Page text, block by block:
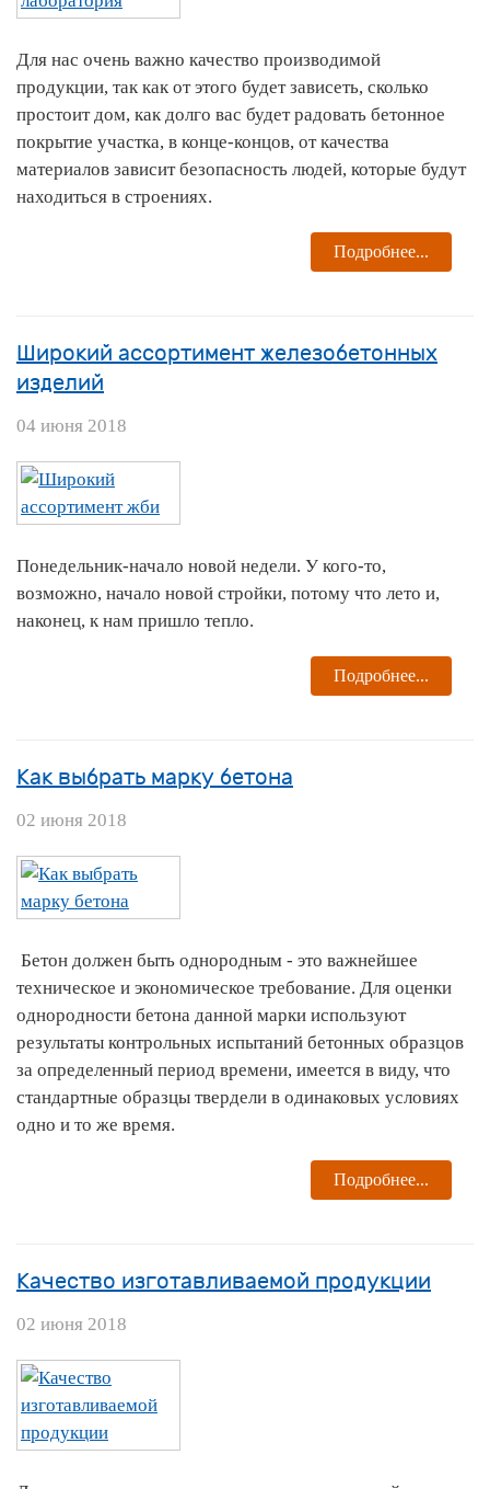
Для нас очень важно качество производимой
продукции, так как от этого будет зависеть, сколько
простоит дом, как долго вас будет радовать бетонное
покрытие участка, в конце-концов, от качества
материалов зависит безопасность людей, которые будут
находиться в строениях.
Подробнее...
Широкий ассортимент железобетонных
изделий
04 июня 2018
Понедельник-начало новой недели. У кого-то,
возможно, начало новой стройки, потому что лето и,
наконец, к нам пришло тепло.
Подробнее...
Как выбрать марку бетона
02 июня 2018
Бетон должен быть однородным - это важнейшее
техническое и экономическое требование. Для оценки
однородности бетона данной марки используют
результаты контрольных испытаний бетонных образцов
за определенный период времени, имеется в виду, что
стандартные образцы твердели в одинаковых условиях
одно и то же время.
Подробнее...
Качество изготавливаемой продукции
02 июня 2018